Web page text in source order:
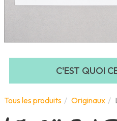
C'EST QUOI
Tous les produits Originaux